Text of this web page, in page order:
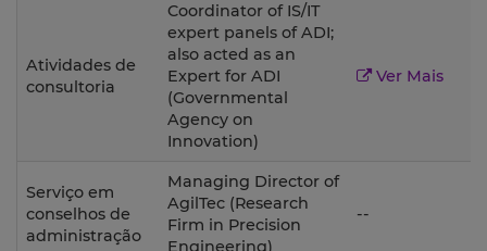
Atividades de
consultoria
Coordinator of IS/IT
expert panels of ADI;
also acted as an
Expert for ADI
(Governmental
Agency on
Innovation)
Ver Mais
Serviço em
conselhos de
administração
Managing Director of
AgilTec (Research
Firm in Precision
Engineering)
--